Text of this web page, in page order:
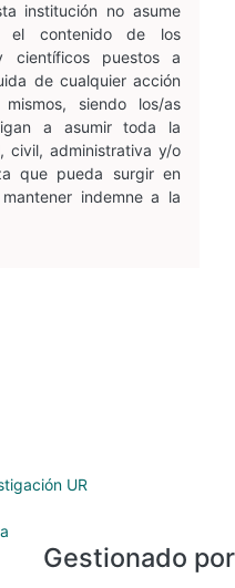
institución no asume
el contenido de los
científicos puestos a
de cualquier acción
siendo los/as
a asumir toda la
civil, administrativa y/o
que pueda surgir en
indemne a la
Gestionado por